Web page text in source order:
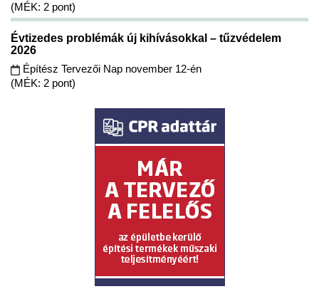
(MÉK: 2 pont)
Évtizedes problémák új kihívásokkal – tűzvédelem
2026
Építész Tervezői Nap november 12-én
(MÉK: 2 pont)